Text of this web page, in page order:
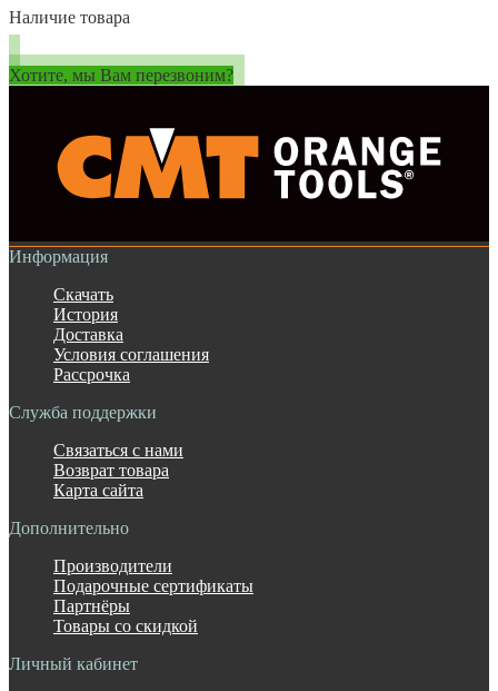
Наличие товара
Хотите, мы Вам перезвоним?
Информация
Скачать
История
Доставка
Условия соглашения
Рассрочка
Служба поддержки
Связаться с нами
Возврат товара
Карта сайта
Дополнительно
Производители
Подарочные сертификаты
Партнёры
Товары со скидкой
Личный кабинет